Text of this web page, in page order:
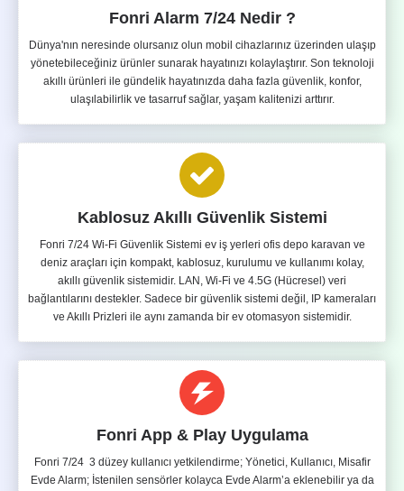
Fonri Alarm 7/24 Nedir ?
Dünya'nın neresinde olursanız olun mobil cihazlarınız üzerinden ulaşıp
yönetebileceğiniz ürünler sunarak hayatınızı kolaylaştırır. Son teknoloji
akıllı ürünleri ile gündelik hayatınızda daha fazla güvenlik, konfor,
ulaşılabilirlik ve tasarruf sağlar, yaşam kalitenizi arttırır.
Kablosuz Akıllı Güvenlik Sistemi
Fonri 7/24 Wi-Fi Güvenlik Sistemi ev iş yerleri ofis depo karavan ve
deniz araçları için kompakt, kablosuz, kurulumu ve kullanımı kolay,
akıllı güvenlik sistemidir. LAN, Wi-Fi ve 4.5G (Hücresel) veri
bağlantılarını destekler. Sadece bir güvenlik sistemi değil, IP kameraları
ve Akıllı Prizleri ile aynı zamanda bir ev otomasyon sistemidir.
Fonri App & Play Uygulama
Fonri 7/24 3 düzey kullanıcı yetkilendirme; Yönetici, Kullanıcı, Misafir
Evde Alarm; İstenilen sensörler kolayca Evde Alarm’a eklenebilir ya da